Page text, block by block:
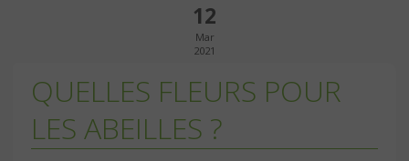
12
Mar
2021
QUELLES FLEURS POUR
LES ABEILLES ?